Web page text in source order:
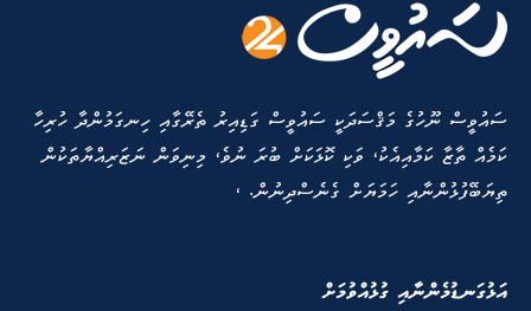
ސައުވީސް ނޫހުގެ މަޤްސަދަކީ ސައުވީސް ގަޑިއިރު ތެރޭގާއި ހިނގަމުންދާ ހުރިހާ
ކަމެއް ތާޒާ ކަމާއިއެކު، ވަކި ކޮޅަކަށް ބުރަ ނުވެ، މިނިވަން ނަޒަރިއްޔާތަކުން
ތިޔަބޭފުޅުންނާއި ހަމަޔަށް ގެނެސްދިނުން. ،
އަޅުގަނޑުމެންނާއި ގުޅުއްވުމަށް